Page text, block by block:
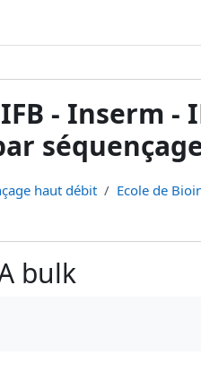
- Inserm
haut débit Ecole de
bulk